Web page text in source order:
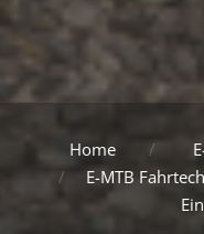
Home
E-MTB